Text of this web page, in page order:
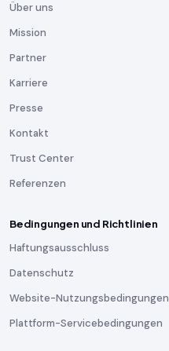
Über uns
Mission
Partner
Karriere
Presse
Kontakt
Trust Center
Referenzen
Bedingungen und Richtlinien
Haftungsausschluss
Datenschutz
Website-Nutzungsbedingungen
Plattform-Servicebedingungen